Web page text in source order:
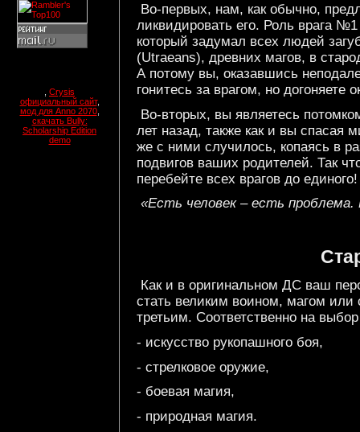
Crysis
официальный сайт,
мод для Anno 2070,
скачать Bully:
Scholarship Edition
demo
Во-первых, нам, как обычно,
ликвидировать его. Роль врага
который задумал всех людей
(Utraeans), древних магов, в
А потому вы, оказавшись
гонитесь за врагом, но догоняете
Во-вторых, вы являетесь
лет назад, также как и вы спасая
же с ними случилось, копаясь в
подвигов ваших родителей. Так
перебейте всех врагов до единого!
«Есть человек – есть
Как и в оригинальном ДС ваш
стать великим воином, магом
третьим. Соответственно на
- искусство рукопашного боя,
- стрелковое оружие,
- боевая магия,
- природная магия.